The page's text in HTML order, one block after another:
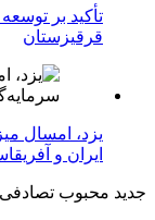
تأکید بر
قرقیزستان
یزد، امسال
ایران و
جدید محبوب تصادفی